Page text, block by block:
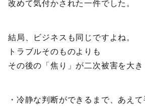
改めて気付かされた一件でした。
結局、ビジネスも同じですよね。
トラブルそのものよりも
その後の「焦り」が二次被害を大き
・冷静な判断ができるまで、あえ